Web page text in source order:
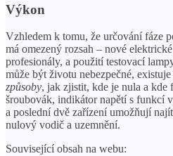
Výkon
Vzhledem k tomu, že určování fáze
má omezený rozsah – nové
profesionály, a použití testovací
může být životu nebezpečné,
způsoby, jak zjistit, kde je nula a kde
šroubovák, indikátor napětí s funkcí
a poslední dvě zařízení umožňují
nulový vodič a uzemnění.
Související obsah na webu: